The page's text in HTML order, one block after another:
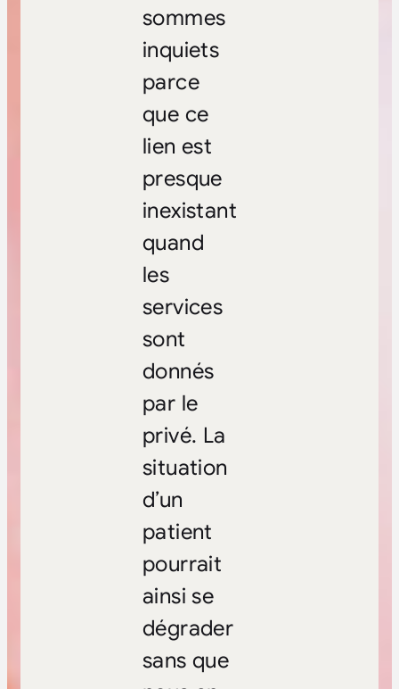
sommes
inquiets
parce
que ce
lien est
presque
inexistant
quand
les
services
sont
donnés
par le
privé. La
situation
d’un
patient
pourrait
ainsi se
dégrader
sans que